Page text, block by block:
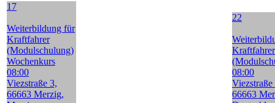
17
Weiterbildung für
Kraftfahrer
(Modulschulung)
Wochenkurs
08:00
Viezstraße 3,
66663 Merzig,
22
Kraftfahrer
08:00
Viezstraße
66663